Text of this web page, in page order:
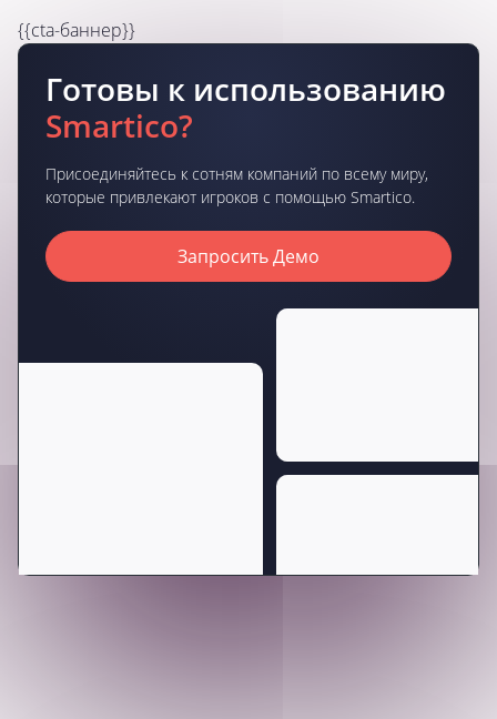
{{cta-баннер}}
Готовы к использованию
Smartico?
Присоединяйтесь к сотням компаний по всему миру,
которые привлекают игроков с помощью Smartico.
Запросить Демо